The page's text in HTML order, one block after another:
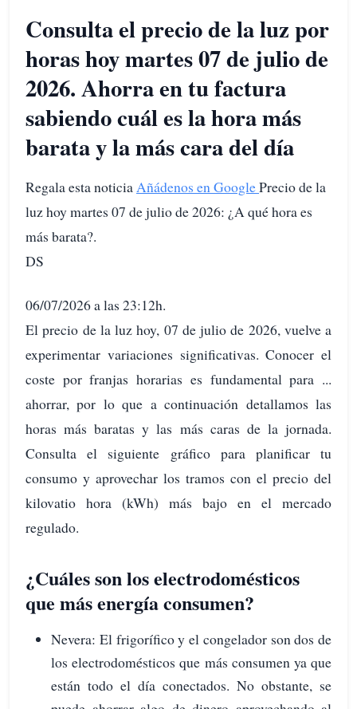
Consulta el precio de la luz por
horas hoy martes 07 de julio de
2026. Ahorra en tu factura
sabiendo cuál es la hora más
barata y la más cara del día
Regala esta noticiaAñádenos en GooglePrecio de la
luz hoy martes 07 de julio de 2026: ¿A qué hora es
más barata?.
DS
06/07/2026 a las 23:12h.
El precio de la luz hoy, 07 de julio de 2026, vuelve a
experimentar variaciones significativas. Conocer el
coste por franjas horarias es fundamental para ...
ahorrar, por lo que a continuación detallamos las
horas más baratas y las más caras de la jornada.
Consulta el siguiente gráfico para planificar tu
consumo y aprovechar los tramos con el precio del
kilovatio hora (kWh) más bajo en el mercado
regulado.
¿Cuáles son los electrodomésticos
que más energía consumen?
Nevera: El frigorífico y el congelador son dos de
los electrodomésticos que más consumen ya que
están todo el día conectados. No obstante, se